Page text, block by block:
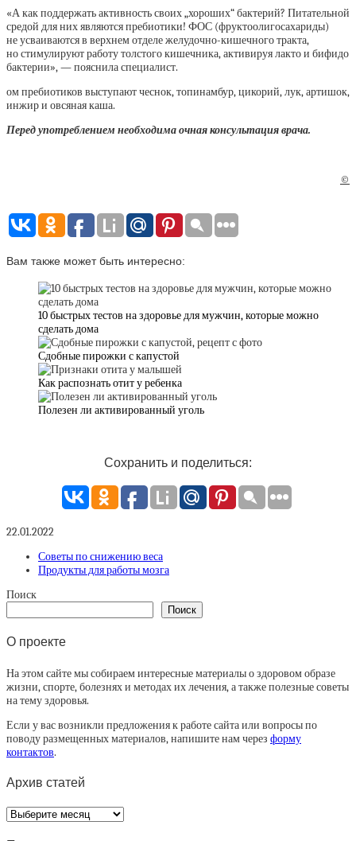
«А как поддержать активность своих „хороших“ бактерий? Питательной
средой для них являются пребиотики! ФОС (фруктоолигосахариды)
не усваиваются в верхнем отделе желудочно-кишечного тракта,
но стимулируют работу толстого кишечника, активируя лакто и бифидо
бактерии», — пояснила специалист.
ом пребиотиков выступают чеснок, топинамбур, цикорий, лук, артишок,
инжир и овсяная каша.
Перед употреблением необходима очная консультация врача.
©
Вам также может быть интересно:
10 быстрых тестов на здоровье для мужчин, которые можно
сделать дома
Сдобные пирожки с капустой
Как распознать отит у ребенка
Полезен ли активированный уголь
Сохранить и поделиться:
22.01.2022
Советы по снижению веса
Продукты для работы мозга
Поиск
Поиск
О проекте
На этом сайте мы собираем интересные материалы о здоровом образе
жизни, спорте, болезнях и методах их лечения, а также полезные советы
на тему здоровья.
Если у вас возникли предложения к работе сайта или вопросы по
поводу размещенных материалов, напишите нам через форму
контактов.
Архив статей
Архив
статей